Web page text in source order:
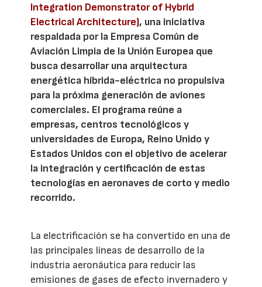
Integration Demonstrator of Hybrid
Electrical Architecture), una iniciativa
respaldada por la Empresa Común de
Aviación Limpia de la Unión Europea que
busca desarrollar una arquitectura
energética híbrida-eléctrica no propulsiva
para la próxima generación de aviones
comerciales. El programa reúne a
empresas, centros tecnológicos y
universidades de Europa, Reino Unido y
Estados Unidos con el objetivo de acelerar
la integración y certificación de estas
tecnologías en aeronaves de corto y medio
recorrido.
La electrificación se ha convertido en una de
las principales líneas de desarrollo de la
industria aeronáutica para reducir las
emisiones de gases de efecto invernadero y